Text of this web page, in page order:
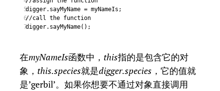
5
6
7
digger.sayMyName = myNameIs;
//call the function
digger.sayMyName();
在myNameIs函数中， this指的是包含它的对
象， this.species就是digger.species ，它的值就
是’gerbil’。如果你想要不通过对象直接调用